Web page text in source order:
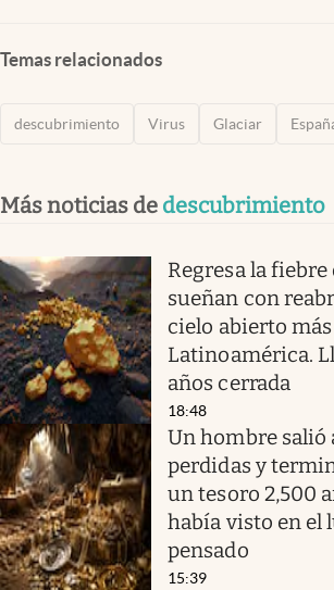
Temas relacionados
descubrimiento Virus Glaciar
Más noticias de descubrimiento
Regresa la fiebre
sueñan con
cielo abierto
Latinoamérica.
años cerrada
18:48
Un hombre salió
perdidas y
un tesoro 2,500
había visto en el
pensado
15:39